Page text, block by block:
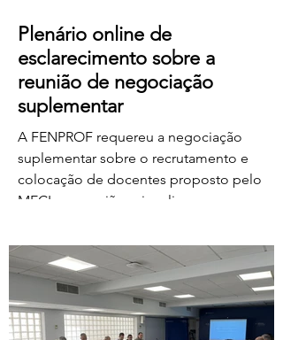
Plenário online de
esclarecimento sobre a
reunião de negociação
suplementar
A FENPROF requereu a negociação
suplementar sobre o recrutamento e
colocação de docentes proposto pelo
MECI e a reunião vai realizar-se na
17 horas. No dia seguinte, a FENPROF
realiza o habitual plenário online de
esclarecimento aos professores e
educadores. Para aceder ao plenário,
basta clicar no link a partir das 17 horas de